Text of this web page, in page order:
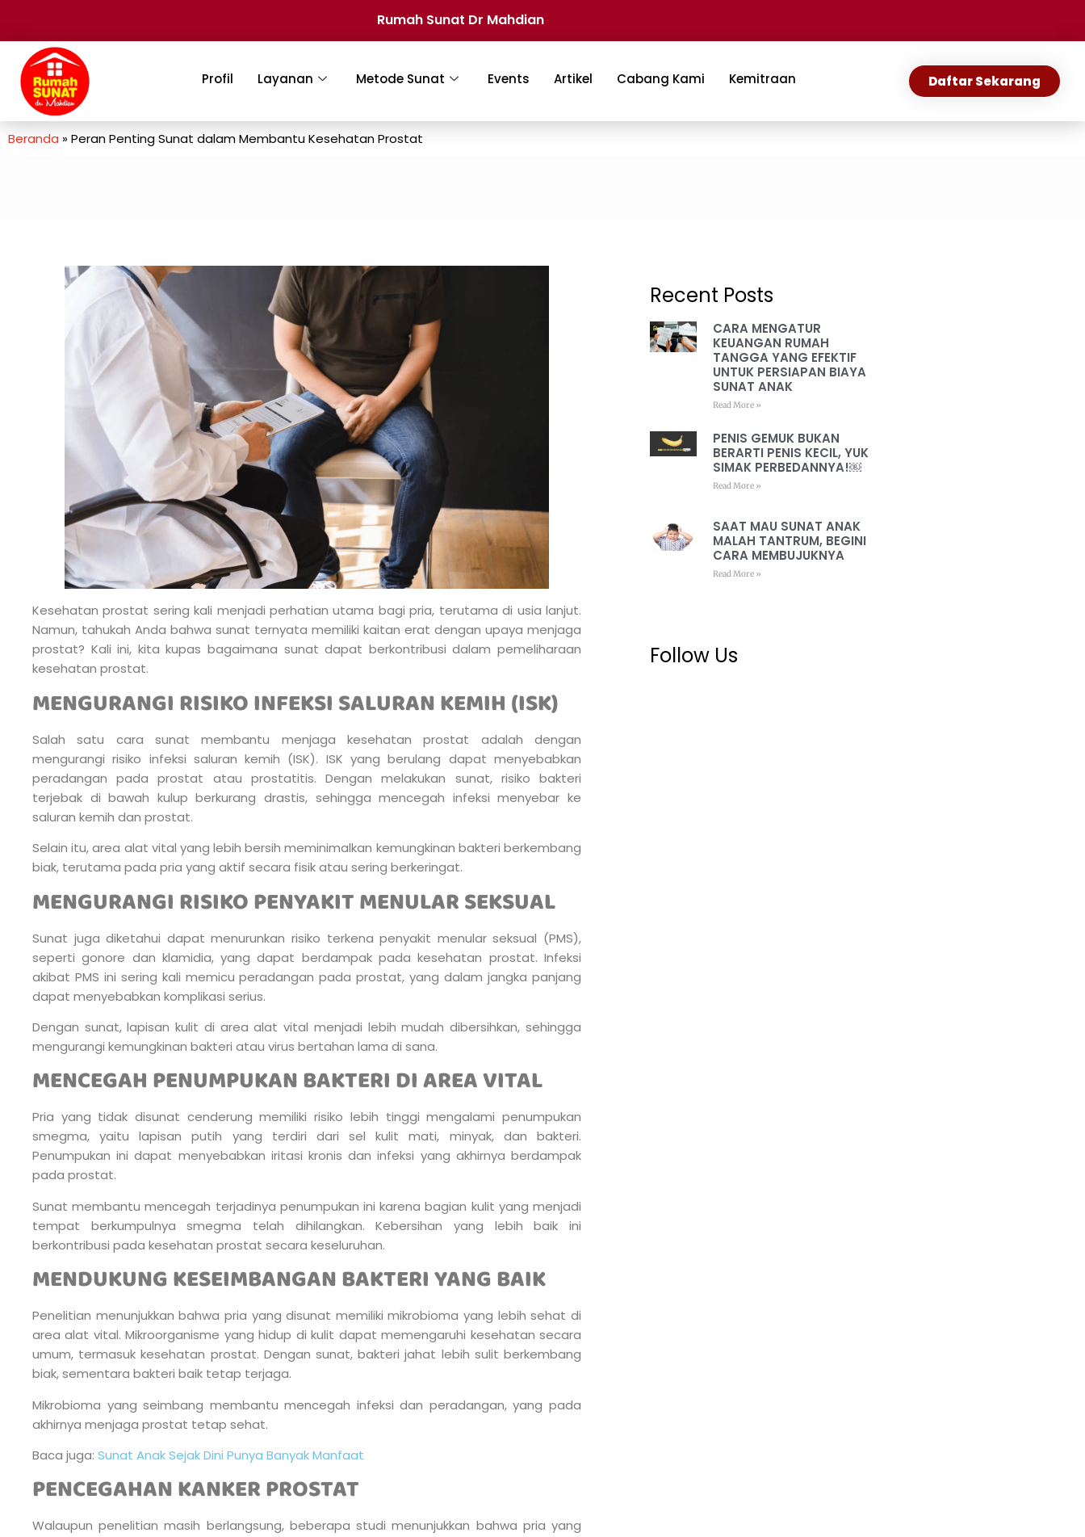
Rumah Sunat Dr Mahdian
Profil Layanan Metode Sunat Events Artikel Cabang Kami Kemitraan Daftar Sekarang
Beranda »Peran Penting Sunat dalam Membantu Kesehatan Prostat
Kesehatan prostat sering kali menjadi perhatian utama bagi pria, terutama di usia lanjut.
Namun, tahukah Anda bahwa sunat ternyata memiliki kaitan erat dengan upaya menjaga
prostat? Kali ini, kita kupas bagaimana sunat dapat berkontribusi dalam pemeliharaan
kesehatan prostat.
MENGURANGI RISIKO INFEKSI SALURAN KEMIH (ISK)
Salah satu cara sunat membantu menjaga kesehatan prostat adalah dengan
mengurangi risiko infeksi saluran kemih (ISK). ISK yang berulang dapat menyebabkan
peradangan pada prostat atau prostatitis. Dengan melakukan sunat, risiko bakteri
terjebak di bawah kulup berkurang drastis, sehingga mencegah infeksi menyebar ke
saluran kemih dan prostat.
Selain itu, area alat vital yang lebih bersih meminimalkan kemungkinan bakteri berkembang
biak, terutama pada pria yang aktif secara fisik atau sering berkeringat.
MENGURANGI RISIKO PENYAKIT MENULAR SEKSUAL
Sunat juga diketahui dapat menurunkan risiko terkena penyakit menular seksual (PMS),
seperti gonore dan klamidia, yang dapat berdampak pada kesehatan prostat. Infeksi
akibat PMS ini sering kali memicu peradangan pada prostat, yang dalam jangka panjang
dapat menyebabkan komplikasi serius.
Dengan sunat, lapisan kulit di area alat vital menjadi lebih mudah dibersihkan, sehingga
mengurangi kemungkinan bakteri atau virus bertahan lama di sana.
MENCEGAH PENUMPUKAN BAKTERI DI AREA VITAL
Pria yang tidak disunat cenderung memiliki risiko lebih tinggi mengalami penumpukan
smegma, yaitu lapisan putih yang terdiri dari sel kulit mati, minyak, dan bakteri.
Penumpukan ini dapat menyebabkan iritasi kronis dan infeksi yang akhirnya berdampak
pada prostat.
Sunat membantu mencegah terjadinya penumpukan ini karena bagian kulit yang menjadi
tempat berkumpulnya smegma telah dihilangkan. Kebersihan yang lebih baik ini
berkontribusi pada kesehatan prostat secara keseluruhan.
MENDUKUNG KESEIMBANGAN BAKTERI YANG BAIK
Penelitian menunjukkan bahwa pria yang disunat memiliki mikrobioma yang lebih sehat di
area alat vital. Mikroorganisme yang hidup di kulit dapat memengaruhi kesehatan secara
umum, termasuk kesehatan prostat. Dengan sunat, bakteri jahat lebih sulit berkembang
biak, sementara bakteri baik tetap terjaga.
Mikrobioma yang seimbang membantu mencegah infeksi dan peradangan, yang pada
akhirnya menjaga prostat tetap sehat.
Baca juga: Sunat Anak Sejak Dini Punya Banyak Manfaat
PENCEGAHAN KANKER PROSTAT
Walaupun penelitian masih berlangsung, beberapa studi menunjukkan bahwa pria yang
Recent Posts
CARA MENGATUR
KEUANGAN RUMAH
TANGGA YANG EFEKTIF
UNTUK PERSIAPAN BIAYA
SUNAT ANAK
Read More »
PENIS GEMUK BUKAN
BERARTI PENIS KECIL, YUK
SIMAK PERBEDANNYA!￼
Read More »
SAAT MAU SUNAT ANAK
MALAH TANTRUM, BEGINI
CARA MEMBUJUKNYA
Read More »
Follow Us